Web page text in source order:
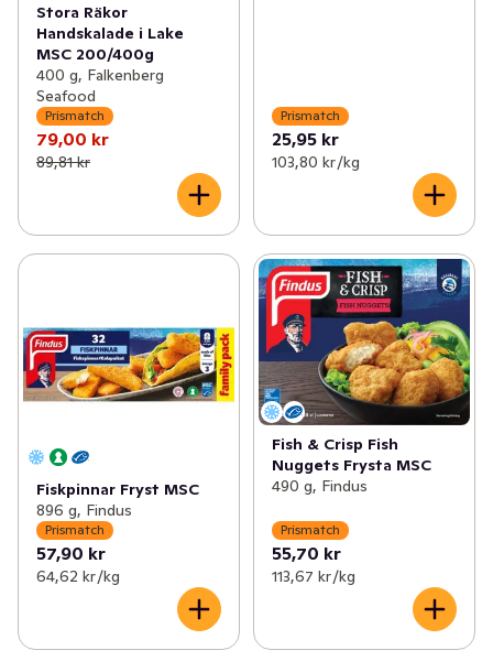
Stora Räkor
Handskalade i Lake
MSC 200/400g
400 g, Falkenberg
Seafood
Prismatch
79,00 kr
89,81 kr
Prismatch
25,95 kr
103,80 kr /kg
Fiskpinnar Fryst MSC
896 g, Findus
Prismatch
57,90 kr
64,62 kr /kg
Fish & Crisp Fish
Nuggets Frysta MSC
490 g, Findus
Prismatch
55,70 kr
113,67 kr /kg